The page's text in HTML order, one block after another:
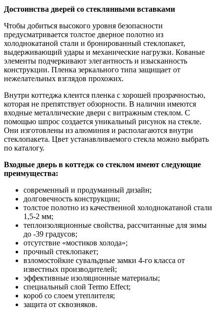
Достоинства дверей со стеклянными вставками
Чтобы добиться высокого уровня безопасности
предусматривается толстое дверное полотно из
холоднокатаной стали и бронированный стеклопакет,
выдерживающий удары и механические нагрузки. Кованые
элементы подчеркивают элегантность и изысканность
конструкции. Пленка зеркального типа защищает от
нежелательных взглядов прохожих.
Внутри коттеджа клеится пленка с хорошей прозрачностью,
которая не препятствует обзорности. В наличии имеются
входные металлические двери с витражным стеклом. С
помощью шпрос создается уникальный рисунок на стекле.
Они изготовлены из алюминия и располагаются внутри
стеклопакета. Цвет устанавливаемого стекла можно выбрать
по каталогу.
Входные дверь в коттедж со стеклом имеют следующие
преимущества:
современный и продуманный дизайн;
долговечность конструкции;
толстое полотно из качественной холоднокатаной стали
1,5-2 мм;
теплоизоляционные свойства, рассчитанные для зимы
до -39 градусов;
отсутствие «мостиков холода»;
прочный стеклопакет;
взломостойкие сувальдные замки 4-го класса от
известных производителей;
эффективные изоляционные материалы;
специальный слой Termo Effect;
короб со слоем утеплителя;
защита от сквозняков.